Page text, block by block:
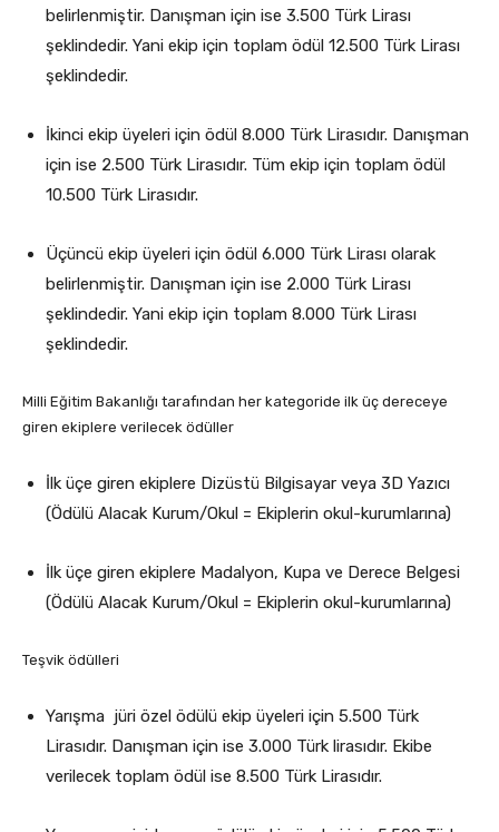
belirlenmiştir. Danışman için ise 3.500 Türk Lirası
şeklindedir. Yani ekip için toplam ödül 12.500 Türk Lirası
şeklindedir.
İkinci ekip üyeleri için ödül 8.000 Türk Lirasıdır. Danışman
için ise 2.500 Türk Lirasıdır. Tüm ekip için toplam ödül
10.500 Türk Lirasıdır.
Üçüncü ekip üyeleri için ödül 6.000 Türk Lirası olarak
belirlenmiştir. Danışman için ise 2.000 Türk Lirası
şeklindedir. Yani ekip için toplam 8.000 Türk Lirası
şeklindedir.
Milli Eğitim Bakanlığı tarafından her kategoride ilk üç dereceye
giren ekiplere verilecek ödüller
İlk üçe giren ekiplere Dizüstü Bilgisayar veya 3D Yazıcı
(Ödülü Alacak Kurum/Okul = Ekiplerin okul-kurumlarına)
İlk üçe giren ekiplere Madalyon, Kupa ve Derece Belgesi
(Ödülü Alacak Kurum/Okul = Ekiplerin okul-kurumlarına)
Teşvik ödülleri
Yarışma jüri özel ödülü ekip üyeleri için 5.500 Türk
Lirasıdır. Danışman için ise 3.000 Türk lirasıdır. Ekibe
verilecek toplam ödül ise 8.500 Türk Lirasıdır.